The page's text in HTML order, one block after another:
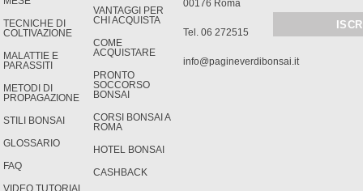
TECNICHE DI
COLTIVAZIONE
MALATTIE E
PARASSITI
METODI DI
PROPAGAZIONE
STILI BONSAI
GLOSSARIO
FAQ
VIDEO TUTORIAL
VANTAGGI PER
CHI ACQUISTA
COME
ACQUISTARE
PRONTO
SOCCORSO
BONSAI
CORSI BONSAI A
ROMA
HOTEL BONSAI
CASHBACK
00176 Roma
Tel. 06 272515
info@pagineverdibonsai.it